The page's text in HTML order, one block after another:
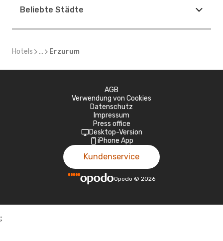
Beliebte Städte
Hotels ... Erzurum
AGB
Verwendung von Cookies
Datenschutz
Impressum
Press office
Desktop-Version
iPhone App
Kundenservice
Opodo © 2026
;